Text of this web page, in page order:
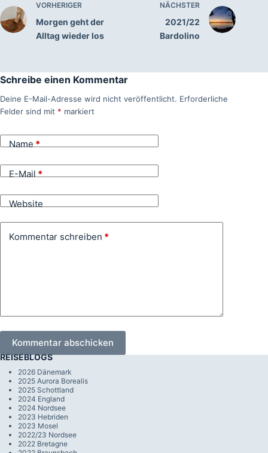
VORHERIGER
Morgen geht der
Alltag wieder los
NÄCHSTER
2021/22
Bardolino
Schreibe einen Kommentar
Deine E-Mail-Adresse wird nicht veröffentlicht. Erforderliche
Felder sind mit * markiert
Name*
E-Mail*
Website
Kommentar schreiben *
Kommentar abschicken
REISEBLOGS
2026 Dänemark
2025 Aurora Borealis
2025 Schottland
2024 England
2024 Nordsee
2023 Hebriden
2023 Mosel
2022/23 Nordsee
2022 Bretagne